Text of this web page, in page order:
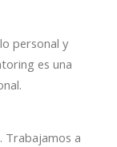
personal y
es una
Trabajamos a